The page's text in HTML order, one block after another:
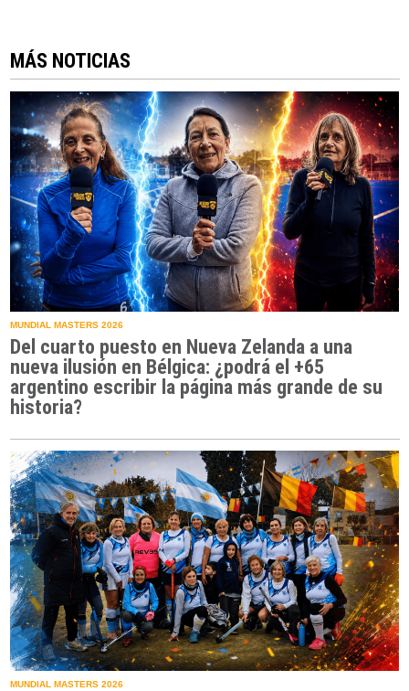
MÁS NOTICIAS
MUNDIAL MASTERS 2026
Del cuarto puesto en Nueva Zelanda a una
nueva ilusión en Bélgica: ¿podrá el +65
argentino escribir la página más grande de su
historia?
MUNDIAL MASTERS 2026